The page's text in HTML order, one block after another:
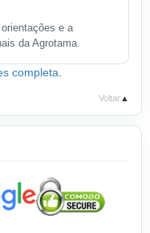
e a
da Agrotama.
completa.
Voltar▲